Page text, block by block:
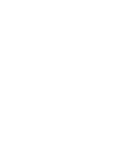
成之
項請